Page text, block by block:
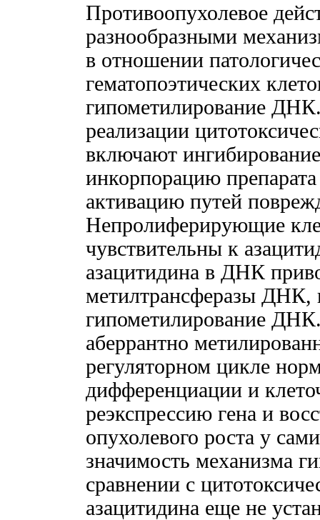
Противоопухолевое
разнообразными
в отношении
гематопоэтических
гипометилирование
реализации
включают
инкорпорацию
активацию путей
Непролиферирующие
чувствительны к
азацитидина в ДНК
метилтрансферазы ДНК,
гипометилирование
аберрантно
регуляторном цикле
дифференциации и
реэкспрессию гена и
опухолевого роста у
значимость механизма
сравнении с
азацитидина еще не